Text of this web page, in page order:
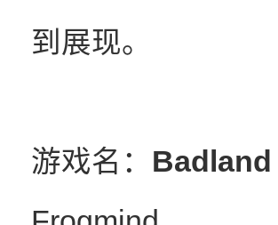
到展现。
游戏名： Badland